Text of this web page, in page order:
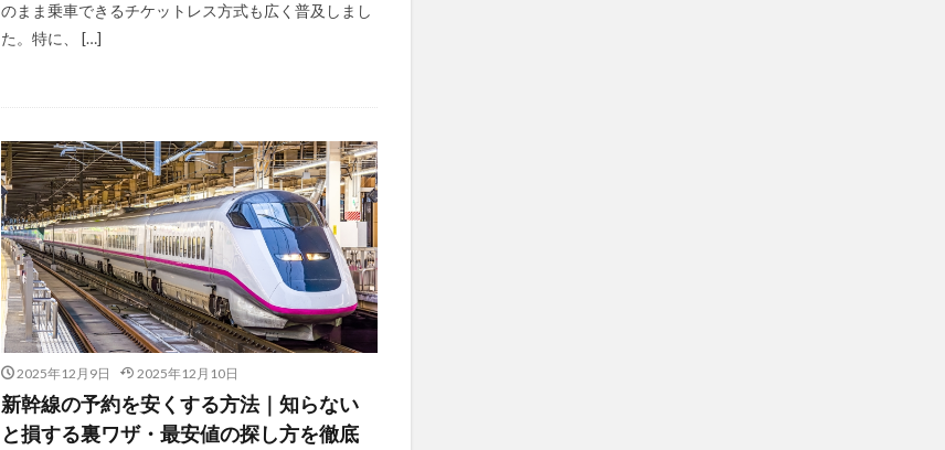
のまま乗車できるチケットレス方式も広く普及しまし
た。特に、 […]
2025年12月9日 2025年12月10日
新幹線の予約を安くする方法｜知らない
と損する裏ワザ・最安値の探し方を徹底